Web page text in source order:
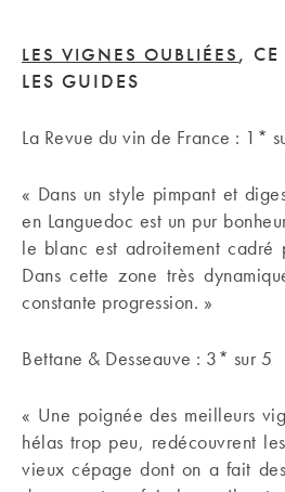
LES VIGNES OUBLIÉES, CE
LES GUIDES
La Revue du vin de France : 1*
« Dans un style pimpant et
en Languedoc est un pur
le blanc est adroitement cadré
Dans cette zone très
constante progression. »
Bettane & Desseauve : 3* sur 5
« Une poignée des meilleurs
hélas trop peu, redécouvrent
vieux cépage dont on a fait